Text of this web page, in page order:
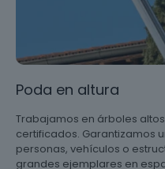
Poda en altura
Trabajamos en árboles
certificados. Garantizamos
personas, vehículos o
grandes ejemplares en